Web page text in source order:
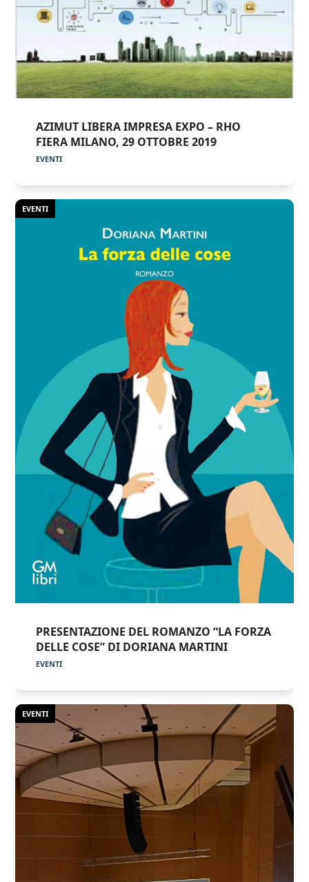
AZIMUT LIBERA IMPRESA EXPO – RHO
FIERA MILANO, 29 OTTOBRE 2019
EVENTI
EVENTI
PRESENTAZIONE DEL ROMANZO “LA FORZA
DELLE COSE” DI DORIANA MARTINI
EVENTI
EVENTI